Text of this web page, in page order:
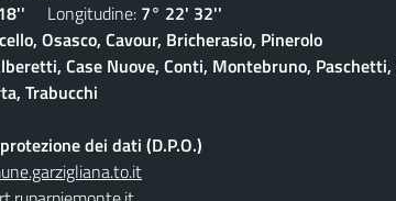
Longitudine: 7° 22' 32''
Osasco, Cavour, Bricherasio, Pinerolo
Case Nuove, Conti, Montebruno, Paschetti,
Trabucchi
dei dati (D.P.O.)